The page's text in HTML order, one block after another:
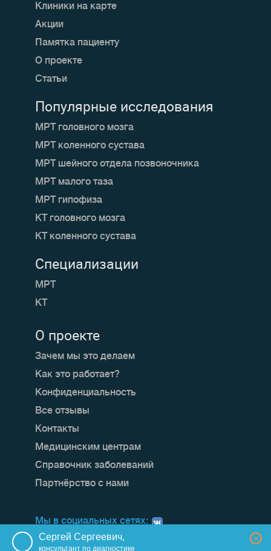
О проекте
Зачем мы это делаем
Как это работает?
Конфиденциальность
Все отзывы
Контакты
Медицинским центрам
Справочник заболеваний
Партнёрство с нами
Клиники на карте
Акции
Памятка пациенту
О проекте
Статьи
Специализации
МРТ
КТ
Популярные исследования
МРТ головного мозга
МРТ коленного сустава
МРТ шейного отдела позвоночника
МРТ малого таза
МРТ гипофиза
КТ головного мозга
КТ коленного сустава
Мы в социальных сетях:
×
Сергей Сергеевич,
консультант по диагностике